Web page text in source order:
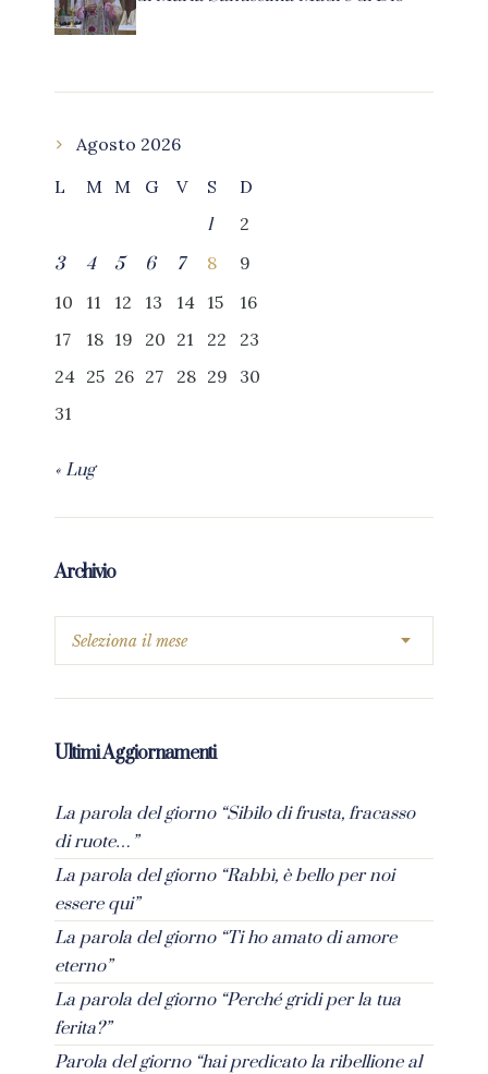
Agosto 2026
L
M M G V S
D
1
2
3
4 5 6 7 8
9
10
11 12 13 14 15
16
17
18 19 20 21 22
23
24 25 26 27 28 29
30
31
« Lug
Archivio
Ultimi Aggiornamenti
La parola del giorno “Sibilo di frusta, fracasso
di ruote…”
La parola del giorno “Rabbì, è bello per noi
essere qui”
La parola del giorno “Ti ho amato di amore
eterno”
La parola del giorno “Perché gridi per la tua
ferita?”
Parola del giorno “hai predicato la ribellione al